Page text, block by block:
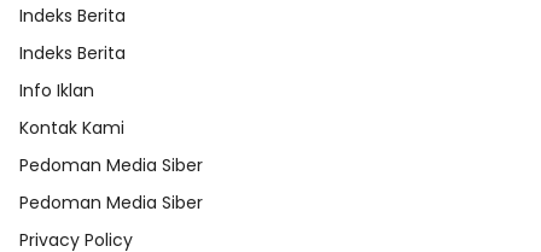
Indeks Berita
Indeks Berita
Info Iklan
Kontak Kami
Pedoman Media Siber
Pedoman Media Siber
Privacy Policy